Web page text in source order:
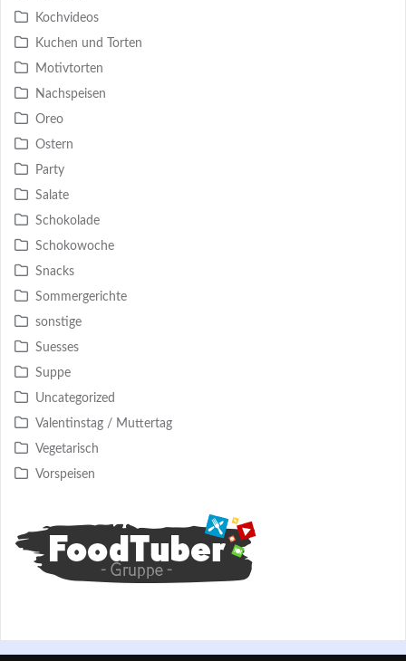
Kochvideos
Kuchen und Torten
Motivtorten
Nachspeisen
Oreo
Ostern
Party
Salate
Schokolade
Schokowoche
Snacks
Sommergerichte
sonstige
Suesses
Suppe
Uncategorized
Valentinstag / Muttertag
Vegetarisch
Vorspeisen